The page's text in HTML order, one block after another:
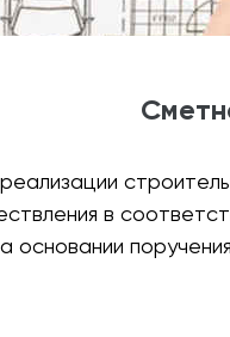
в
основании